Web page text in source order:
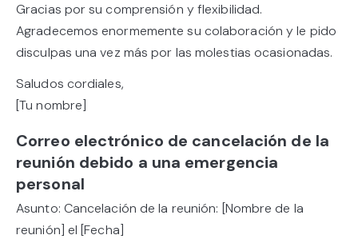
Gracias por su comprensión y flexibilidad.
Agradecemos enormemente su colaboración y le pido
disculpas una vez más por las molestias ocasionadas.
Saludos cordiales,
[Tu nombre]
Correo electrónico de cancelación de la
reunión debido a una emergencia
personal
Asunto: Cancelación de la reunión: [Nombre de la
reunión] el [Fecha]